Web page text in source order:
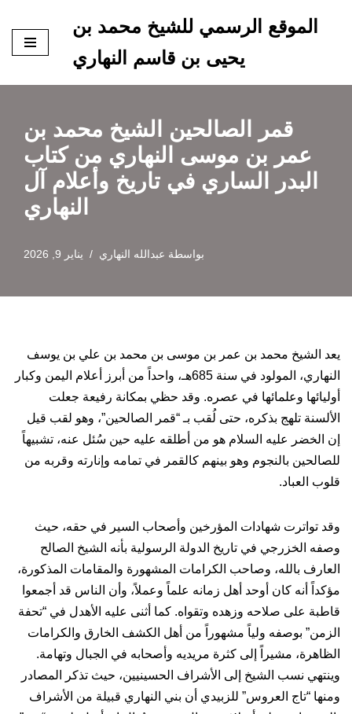
المحتوى
الموقع الرسمي للشيخ محمد بن
يحيى بن قاسم النهاري
قمر الصالحين الشيخ محمد بن
عمر بن موسى النهاري من كتاب
البدر الساري في تاريخ وأعلام آل
النهاري
بواسطة عبدالله النهاري يناير 9, 2026
يعد الشيخ محمد بن عمر بن موسى بن محمد بن علي بن يوسف
النهاري، المولود في سنة 685هـ، واحداً من أبرز أعلام اليمن وكبار
أوليائها وعلمائها في عصره. وقد حظي بمكانة رفيعة جعلت
الألسنة تلهج بذكره، حتى لُقب بـ “قمر الصالحين”، وهو لقب قيل
إن الخضر عليه السلام هو من أطلقه عليه حين سُئل عنه، تشبيهاً
للصالحين بالنجوم وهو بينهم كالقمر في تمامه وإنارته وقربه من
قلوب العباد.
وقد تواترت شهادات المؤرخين وأصحاب السير في حقه، حيث
وصفه الخزرجي في تاريخ الدولة الرسولية بأنه الشيخ الصالح
العارف بالله، وصاحب الكرامات المشهورة والمقامات المذكورة،
مؤكداً أنه كان أوحد أهل زمانه علماً وعملاً، وأن الناس قد أجمعوا
قاطبة على صلاحه وزهده وتقواه. كما أثنى عليه الأهدل في “تحفة
الزمن” بوصفه ولياً مشهوراً من أهل الكشف الخارق والكرامات
الظاهرة، مشيراً إلى كثرة مريديه وأصحابه في الجبال وتهامة.
وينتهي نسب الشيخ إلى الأشراف الحسينيين، حيث تذكر المصادر
ومنها “تاج العروس” للزبيدي أن بني النهاري قبيلة من الأشراف